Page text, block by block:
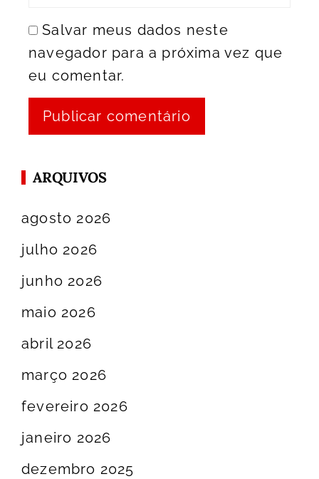
Salvar meus dados neste
navegador para a próxima vez que
eu comentar.
ARQUIVOS
agosto 2026
julho 2026
junho 2026
maio 2026
abril 2026
março 2026
fevereiro 2026
janeiro 2026
dezembro 2025